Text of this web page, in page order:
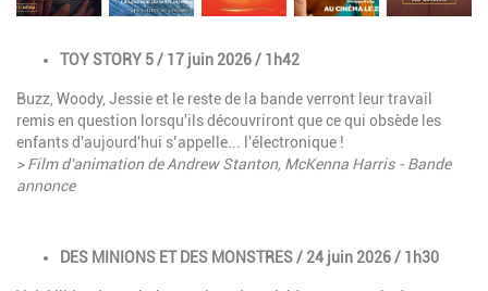
DescriptionTOY STORY 5 / 17 juin 2026 / 1h42
Buzz, Woody, Jessie et le reste de la bande verront leur travail
remis en question lorsqu'ils découvriront que ce qui obsède les
enfants d'aujourd'hui s’appelle... l'électronique !
> Film d'animation de Andrew Stanton, McKenna Harris - Bande
annonce
DescriptionDES MINIONS ET DES MONSTRES / 24 juin 2026 / 1h30